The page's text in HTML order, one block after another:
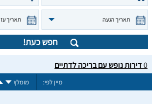
תאריך הגעה תאריך
חפש כעת!
0דירות נופש עם בריכה לדתיים
מיין לפי: מומלץ